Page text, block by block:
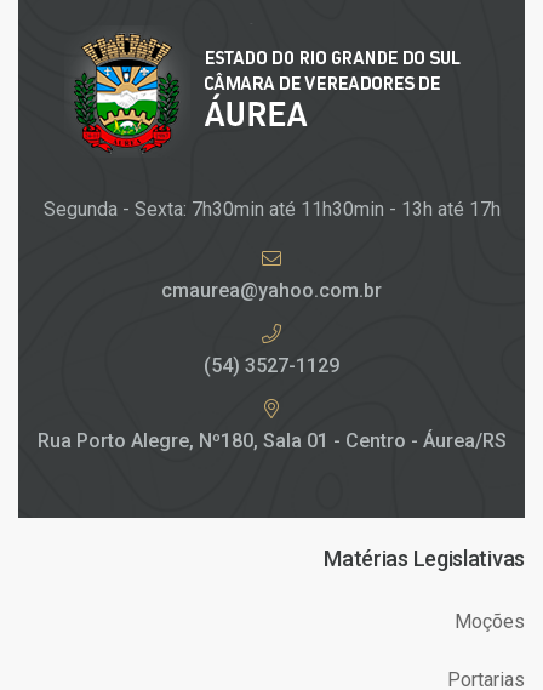
Segunda - Sexta: 7h30min até 11h30min - 13h até 17h
cmaurea@yahoo.com.br
(54) 3527-1129
Rua Porto Alegre, Nº180, Sala 01 - Centro - Áurea/RS
Matérias Legislativas
Moções
Portarias